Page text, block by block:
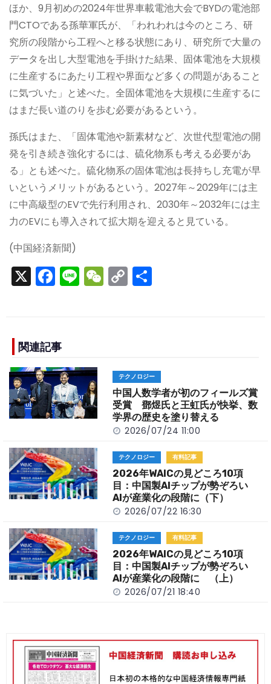
ほか、9月初めの2024年世界車載電池大会でBYDの電池部
門CTOである孫華軍氏が、「われわれは今のところ、研
究所の段階から工程へと移る状態にあり、研究所で大量の
データを出し大型電池を手掛けた結果、固体電池を大規模
に生産するにあたり工程や界面など多くの問題があること
に気づいた」と述べた。全固体電池を大規模に生産するに
はまだ長い道のりを歩む必要があるという。
孫氏はまた、「固体電池や新素材など、次世代型電池の開
発を引き続き強化するには、硫化物系も考える必要があ
る」とも述べた。硫化物系の固体電池は長持ちし充電が早
いというメリットがあるという。2027年～2029年には主
に中高級型のEVで先行利用され、2030年～2032年には主
力のEVにも導入されて拡大期を迎えると見ている。
(中国経済新聞)
X F
a
e
b
o
o
k
Li
n
W
e
C
o
n
k
関連記事
テクノロジー
中国人数学者が初のフィールズ賞
受賞 鄧煜氏と王虹氏が快挙、数
学界の歴史を塗り替える
2026/07/24 11:00
テクノロジー 有料記事
2026年WAICの見どころ10項
目：中国製AIチップが勢ぞろい
AIが産業化の段階に（下）
2026/07/22 16:30
テクノロジー 有料記事
2026年WAICの見どころ10項
目：中国製AIチップが勢ぞろい
AIが産業化の段階に （上）
2026/07/21 18:40